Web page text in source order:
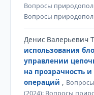
Вопросы
Вопросы
Денис Валерьевич
использования
управлении
на прозрачность
операций ,
(2024): Вопросы